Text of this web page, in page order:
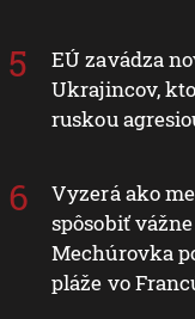
EÚ zavádza
Ukrajincov,
ruskou
Vyzerá ako
spôsobiť
Mechúrovka
pláže vo